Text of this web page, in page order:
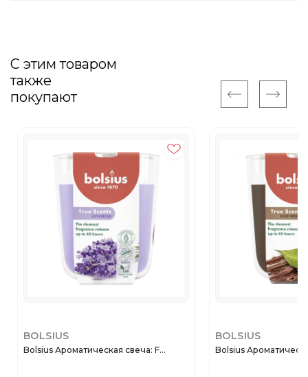
С этим товаром
также
покупают
BOLSIUS
Bolsius Ароматическая свеча: F...
BOLSIUS
Bolsius